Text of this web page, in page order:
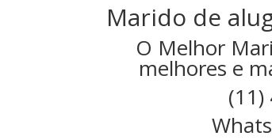
Marido de
O Melhor
melhores e